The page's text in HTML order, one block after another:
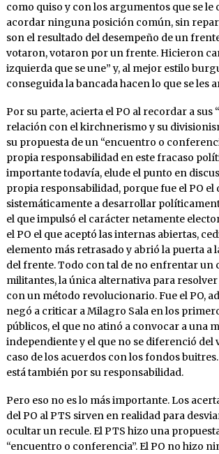
como quiso y con los argumentos que se
acordar ninguna posición común, sin
son el resultado del desempeño de un
votaron, votaron por un frente. Hicieron
izquierda que se une” y, al mejor estilo
conseguida la bancada hacen lo que se les
Por su parte, acierta el PO al recordar a sus
relación con el kirchnerismo y su
su propuesta de un “encuentro o
propia responsabilidad en este fracaso
importante todavía, elude el punto en
propia responsabilidad, porque fue el PO el
sistemáticamente a desarrollar
el que impulsó el carácter netamente
el PO el que aceptó las internas abiertas,
elemento más retrasado y abrió la puerta a
del frente. Todo con tal de no enfrentar un
militantes, la única alternativa para
con un método revolucionario. Fue el PO,
negó a criticar a Milagro Sala en los
públicos, el que no atinó a convocar a una
independiente y el que no se diferenció del
caso de los acuerdos con los fondos
está también por su responsabilidad.
Pero eso no es lo más importante. Los
del PO al PTS sirven en realidad para
ocultar un recule. El PTS hizo una
“encuentro o conferencia”. El PO no hizo